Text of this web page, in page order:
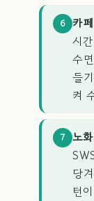
6 카
시
수
들
켜
7 노
당
턴